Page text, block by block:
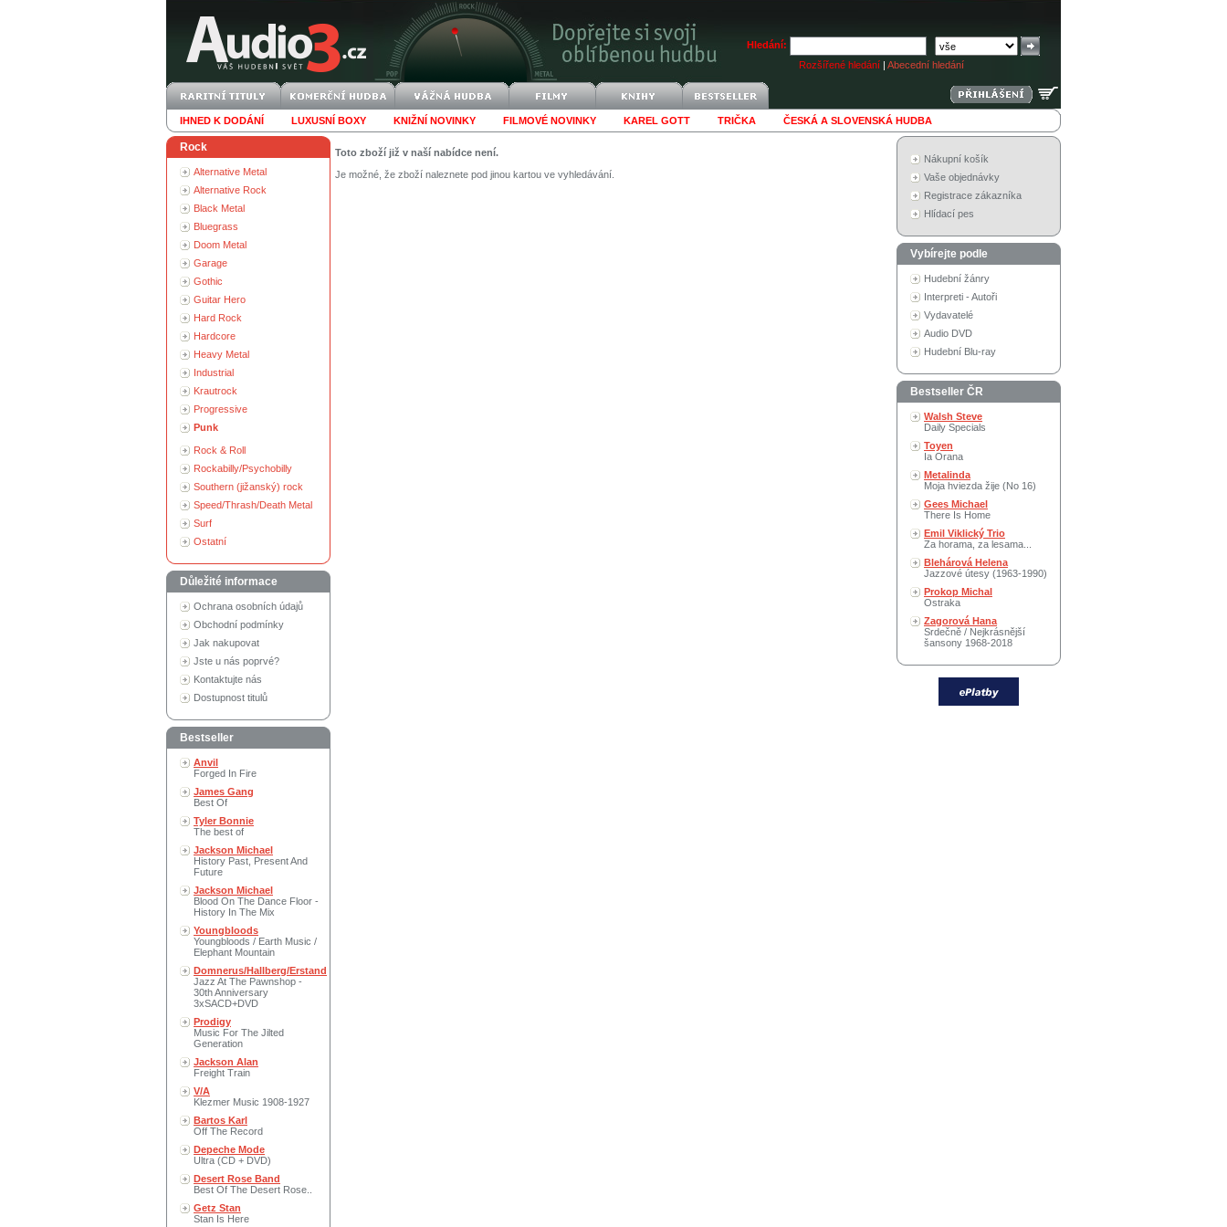
Hledání:
Rozšířené hledání | Abecední hledání
IHNED K DODÁNÍ LUXUSNÍ BOXY KNIŽNÍ NOVINKY FILMOVÉ NOVINKY KAREL GOTT TRIČKA ČESKÁ A SLOVENSKÁ HUDBA
Rock
Alternative Metal
Alternative Rock
Black Metal
Bluegrass
Doom Metal
Garage
Gothic
Guitar Hero
Hard Rock
Hardcore
Heavy Metal
Industrial
Krautrock
Progressive
Punk
Rock & Roll
Rockabilly/Psychobilly
Southern (jižanský) rock
Speed/Thrash/Death Metal
Surf
Ostatní
Důležité informace
Ochrana osobních údajů
Obchodní podmínky
Jak nakupovat
Jste u nás poprvé?
Kontaktujte nás
Dostupnost titulů
Bestseller
Anvil
Forged In Fire
James Gang
Best Of
Tyler Bonnie
The best of
Jackson Michael
History Past, Present And
Future
Jackson Michael
Blood On The Dance Floor -
History In The Mix
Youngbloods
Youngbloods / Earth Music /
Elephant Mountain
Domnerus/Hallberg/Erstand
Jazz At The Pawnshop -
30th Anniversary
3xSACD+DVD
Prodigy
Music For The Jilted
Generation
Jackson Alan
Freight Train
V/A
Klezmer Music 1908-1927
Bartos Karl
Off The Record
Depeche Mode
Ultra (CD + DVD)
Desert Rose Band
Best Of The Desert Rose..
Getz Stan
Stan Is Here
Toto zboží již v naší nabídce není.
Je možné, že zboží naleznete pod jinou kartou ve vyhledávání.
Nákupní košík
Vaše objednávky
Registrace zákazníka
Hlídací pes
Vybírejte podle
Hudební žánry
Interpreti - Autoři
Vydavatelé
Audio DVD
Hudební Blu-ray
Bestseller ČR
Walsh Steve
Daily Specials
Toyen
Ia Orana
Metalinda
Moja hviezda žije (No 16)
Gees Michael
There Is Home
Emil Viklický Trio
Za horama, za lesama...
Blehárová Helena
Jazzové útesy (1963-1990)
Prokop Michal
Ostraka
Zagorová Hana
Srdečně / Nejkrásnější
šansony 1968-2018